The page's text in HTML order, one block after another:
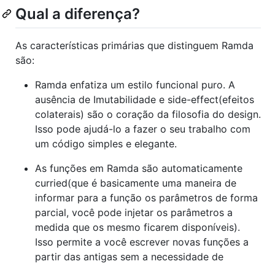
Qual a diferença?
As características primárias que distinguem Ramda
são:
Ramda enfatiza um estilo funcional puro. A
ausência de Imutabilidade e side-effect(efeitos
colaterais) são o coração da filosofia do design.
Isso pode ajudá-lo a fazer o seu trabalho com
um código simples e elegante.
As funções em Ramda são automaticamente
curried(que é basicamente uma maneira de
informar para a função os parâmetros de forma
parcial, você pode injetar os parâmetros a
medida que os mesmo ficarem disponíveis).
Isso permite a você escrever novas funções a
partir das antigas sem a necessidade de